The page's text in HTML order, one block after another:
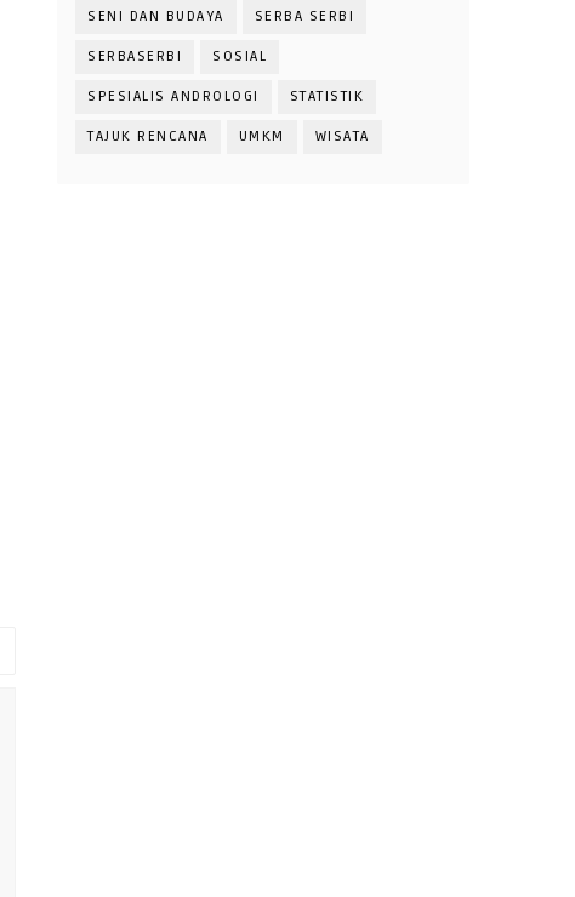
SENI DAN BUDAYA SERBA SERBI
SERBASERBI SOSIAL
SPESIALIS ANDROLOGI STATISTIK
TAJUK RENCANA UMKM WISATA